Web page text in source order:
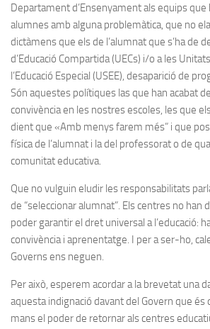
Departament d’Ensenyament als equips que
alumnes amb alguna problemàtica, que no
dictàmens que els de l’alumnat que s’ha de
d’Educació Compartida (UECs) i/o a les
l’Educació Especial (USEE), desaparició de
Són aquestes polítiques las que han acabat
convivència en les nostres escoles, les que
dient que «Amb menys farem més” i que
física de l’alumnat i la del professorat o de
comunitat educativa.
Que no vulguin eludir les responsabilitats
de “seleccionar alumnat”. Els centres no han
poder garantir el dret universal a l’educació:
convivència i aprenentatge. I per a ser-ho,
Governs ens neguen.
Per això, esperem acordar a la brevetat una
aquesta indignació davant del Govern que és
mans el poder de retornar als centres